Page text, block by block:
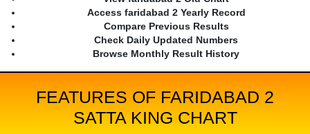
Access faridabad 2 Yearly Record
Compare Previous Results
Check Daily Updated Numbers
Browse Monthly Result History
FEATURES OF FARIDABAD 2
SATTA KING CHART